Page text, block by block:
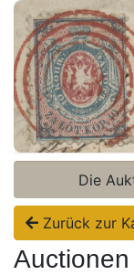
Login
Die
Zurück zur